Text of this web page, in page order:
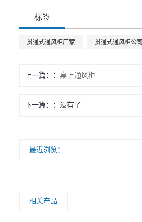
标签
贯通式通风柜厂家 贯通式通风柜公司
上一篇： 桌上通风柜
下一篇： 没有了
最近浏览：
相关产品